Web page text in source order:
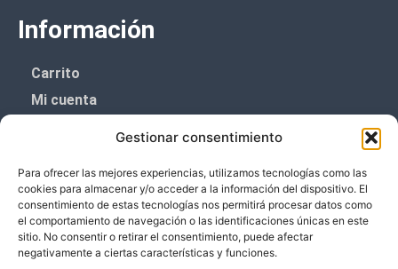
Gestionar consentimiento
Para ofrecer las mejores experiencias, utilizamos tecnologías como las
cookies para almacenar y/o acceder a la información del dispositivo. El
consentimiento de estas tecnologías nos permitirá procesar datos como
el comportamiento de navegación o las identificaciones únicas en este
sitio. No consentir o retirar el consentimiento, puede afectar
negativamente a ciertas características y funciones.
Información
Carrito
Mi cuenta
Política de cookies (UE)
Boletín de noticias
¡¡Suscríbete y prometemos no dar mucho el